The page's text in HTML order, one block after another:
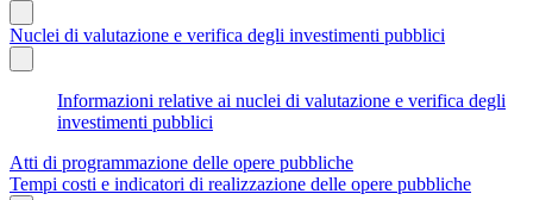
Nuclei di valutazione e verifica degli investimenti pubblici
Informazioni relative ai nuclei di valutazione e verifica degli
investimenti pubblici
Atti di programmazione delle opere pubbliche
Tempi costi e indicatori di realizzazione delle opere pubbliche